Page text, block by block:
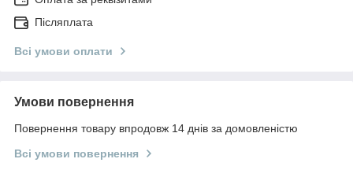
Післяплата
Всі умови оплати
Умови повернення
Повернення товару впродовж 14 днів за домовленістю
Всі умови повернення